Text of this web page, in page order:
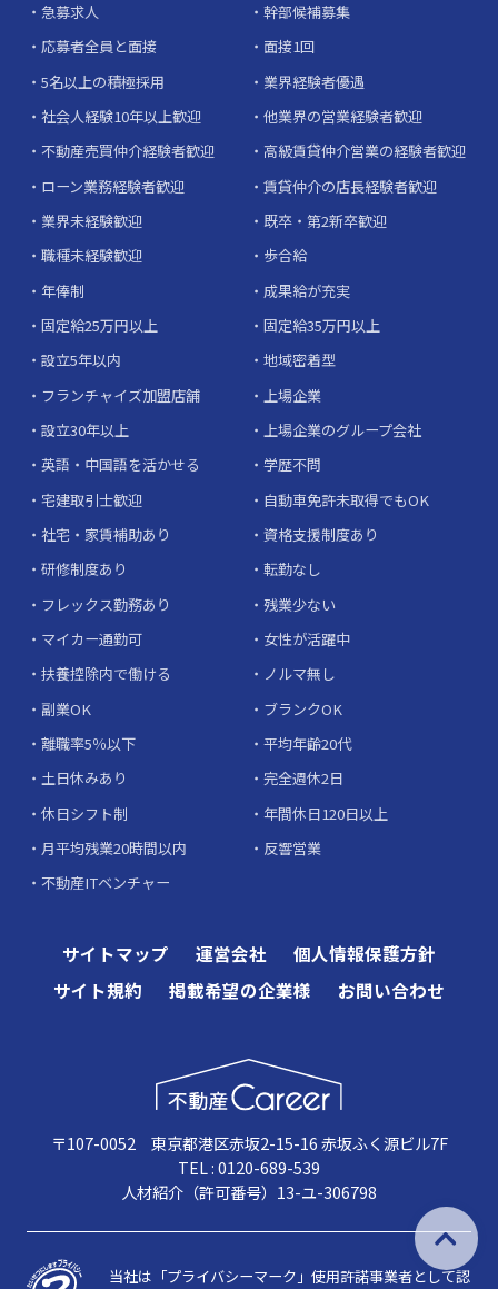
急募求人
幹部候補募集
応募者全員と面接
面接1回
5名以上の積極採用
業界経験者優遇
社会人経験10年以上歓迎
他業界の営業経験者歓迎
不動産売買仲介経験者歓迎
高級賃貸仲介営業の経験者歓迎
ローン業務経験者歓迎
賃貸仲介の店長経験者歓迎
業界未経験歓迎
既卒・第2新卒歓迎
職種未経験歓迎
歩合給
年俸制
成果給が充実
固定給25万円以上
固定給35万円以上
設立5年以内
地域密着型
フランチャイズ加盟店舗
上場企業
設立30年以上
上場企業のグループ会社
英語・中国語を活かせる
学歴不問
宅建取引士歓迎
自動車免許未取得でもOK
社宅・家賃補助あり
資格支援制度あり
研修制度あり
転勤なし
フレックス勤務あり
残業少ない
マイカー通勤可
女性が活躍中
扶養控除内で働ける
ノルマ無し
副業OK
ブランクOK
離職率5％以下
平均年齢20代
土日休みあり
完全週休2日
休日シフト制
年間休日120日以上
月平均残業20時間以内
反響営業
不動産ITベンチャー
サイトマップ 運営会社
個人情報保護方針
サイト規約
掲載希望の企業様 お問い合わせ
〒107-0052 東京都港区赤坂2-15-16 赤坂ふく源ビル7F
TEL : 0120-689-539
人材紹介（許可番号）13-ユ-306798
当社は「プライバシーマーク」使用許諾事業者として認